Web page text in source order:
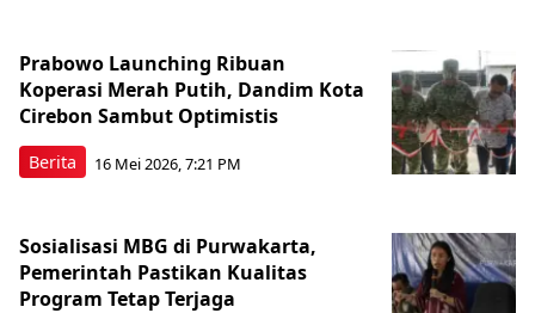
Berita
Prabowo Launching Ribuan
Koperasi Merah Putih, Dandim Kota
Cirebon Sambut Optimistis
16 Mei 2026, 7:21 PM
Sosialisasi MBG di Purwakarta,
Pemerintah Pastikan Kualitas
Program Tetap Terjaga